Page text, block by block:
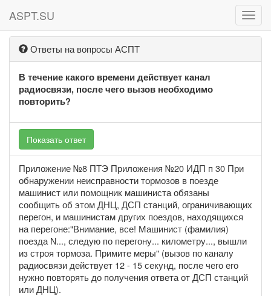
ASPT.SU
Ответы на вопросы АСПТ
В течение какого времени действует канал
радиосвязи, после чего вызов необходимо
повторить?
Показать ответ
Приложение №8 ПТЭ Приложения №20 ИДП п 30 При
обнаружении неисправности тормозов в поезде
машинист или помощник машиниста обязаны
сообщить об этом ДНЦ, ДСП станций, ограничивающих
перегон, и машинистам других поездов, находящихся
на перегоне:"Внимание, все! Машинист (фамилия)
поезда N..., следую по перегону... километру..., вышли
из строя тормоза. Примите меры" (вызов по каналу
радиосвязи действует 12 - 15 секунд, после чего его
нужно повторять до получения ответа от ДСП станций
или ДНЦ).